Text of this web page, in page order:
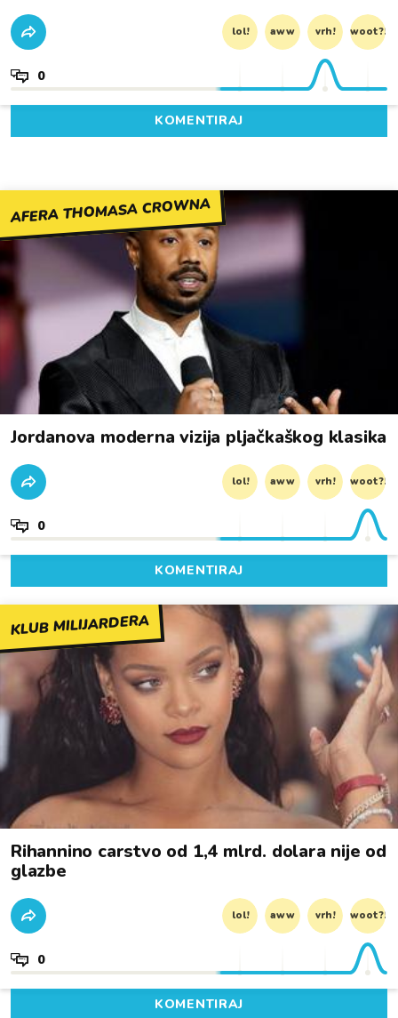
lol! aww vrh! woot?!
0
KOMENTIRAJ
AFERA THOMASA CROWNA
Jordanova moderna vizija pljačkaškog klasika
lol! aww vrh! woot?!
0
KOMENTIRAJ
KLUB MILIJARDERA
Rihannino carstvo od 1,4 mlrd. dolara nije od
glazbe
lol! aww vrh! woot?!
0
KOMENTIRAJ